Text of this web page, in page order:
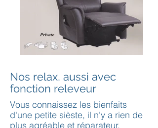
Nos relax, aussi avec
fonction releveur
Vous connaissez les bienfaits
d'une petite sièste, il n'y a rien de
plus agréable et réparateur,